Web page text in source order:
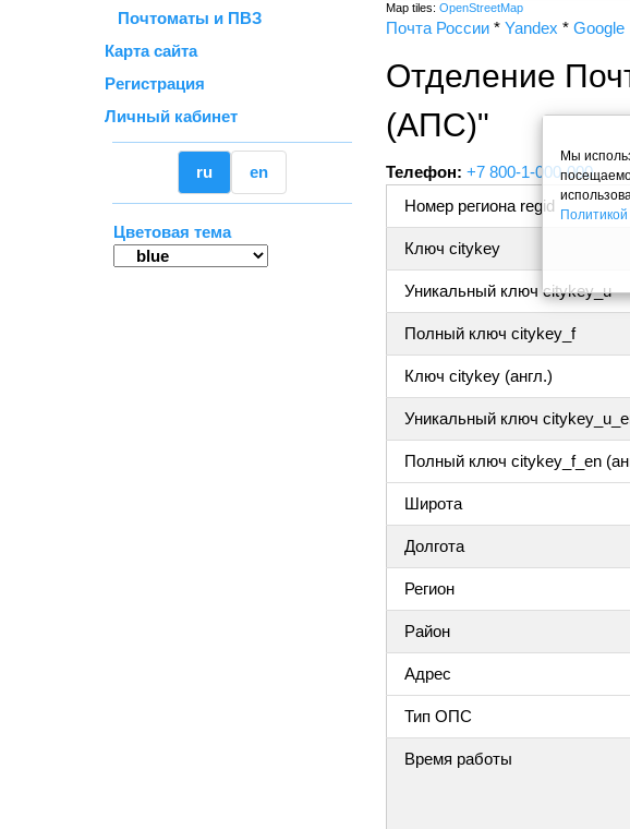
Почтоматы и ПВЗ
Карта сайта
Регистрация
Личный кабинет
ru en
Цветовая тема
Map tiles: OpenStreetMap
Почта России * Yandex * Google
Отделение
(АПС)"
Телефон: +7 800-1-000-000
Номер региона regid
Ключ citykey
Уникальный ключ citykey_u
Полный ключ citykey_f
Ключ citykey (англ.)
Уникальный ключ
Полный ключ citykey_f_en
Широта
Долгота
Регион
Район
Адрес
Тип ОПС
Время работы
Мы